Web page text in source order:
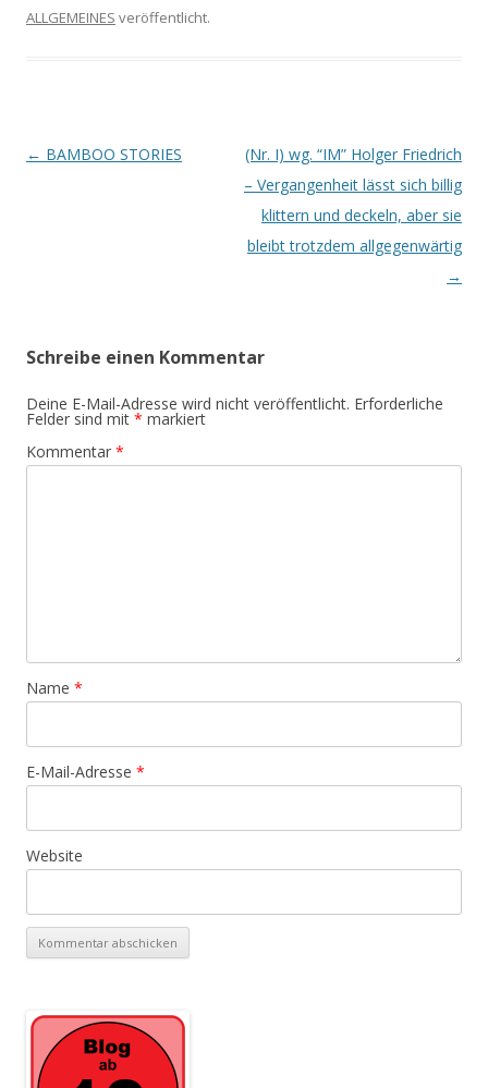
ALLGEMEINES veröffentlicht.
Beitrags-
← BAMBOO STORIES
(Nr. I) wg. “IM” Holger Friedrich
– Vergangenheit lässt sich billig
klittern und deckeln, aber sie
bleibt trotzdem allgegenwärtig
→
Schreibe einen Kommentar
Deine E-Mail-Adresse wird nicht veröffentlicht. Erforderliche
Felder sind mit * markiert
Kommentar *
Name *
E-Mail-Adresse *
Website